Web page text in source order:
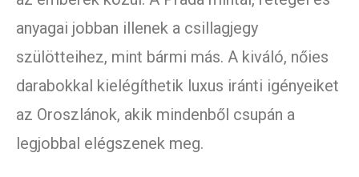
anyagai jobban illenek a csillagjegy
szülötteihez, mint bármi más. A kiváló, nőies
darabokkal kielégíthetik luxus iránti igényeiket
az Oroszlánok, akik mindenből csupán a
legjobbal elégszenek meg.